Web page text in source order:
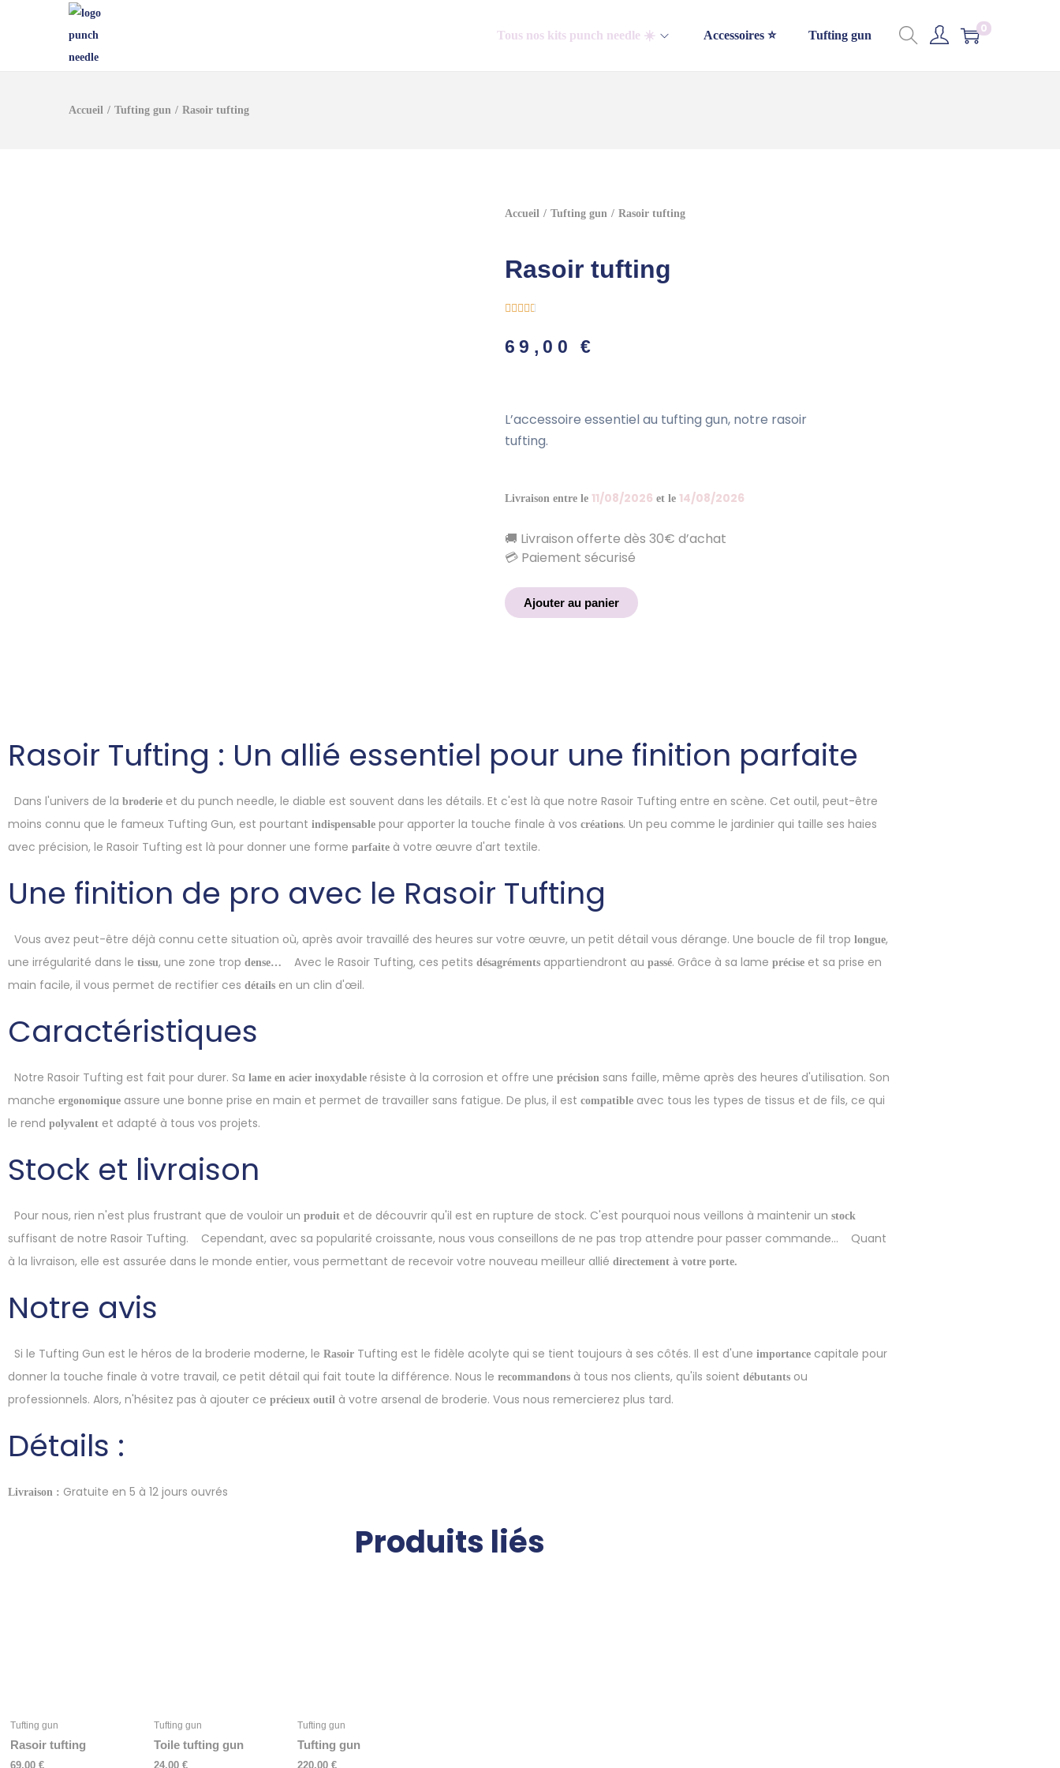
Tous nos kits punch needle ☀️ Accessoires ⭐ Tufting gun
0
Accueil / Tufting gun / Rasoir tufting
Accueil / Tufting gun / Rasoir tufting
Rasoir tufting
    
69,00€
L’accessoire essentiel au tufting gun, notre rasoir
tufting.
Livraison entre le 11/08/2026 et le 14/08/2026
🚚 Livraison offerte dès 30€ d’achat
💳 Paiement sécurisé
Ajouter au panier
Rasoir Tufting : Un allié essentiel pour une finition parfaite
Dans l'univers de la broderie et du punch needle, le diable est souvent dans les détails. Et c'est là que notre Rasoir Tufting entre en scène. Cet outil, peut-être
moins connu que le fameux Tufting Gun, est pourtant indispensable pour apporter la touche finale à vos créations. Un peu comme le jardinier qui taille ses haies
avec précision, le Rasoir Tufting est là pour donner une forme parfaite à votre œuvre d'art textile.
Une finition de pro avec le Rasoir Tufting
Vous avez peut-être déjà connu cette situation où, après avoir travaillé des heures sur votre œuvre, un petit détail vous dérange. Une boucle de fil trop longue,
une irrégularité dans le tissu, une zone trop dense… Avec le Rasoir Tufting, ces petits désagréments appartiendront au passé. Grâce à sa lame précise et sa prise en
main facile, il vous permet de rectifier ces détails en un clin d'œil.
Caractéristiques
Notre Rasoir Tufting est fait pour durer. Sa lame en acier inoxydable résiste à la corrosion et offre une précision sans faille, même après des heures d'utilisation. Son
manche ergonomique assure une bonne prise en main et permet de travailler sans fatigue. De plus, il est compatible avec tous les types de tissus et de fils, ce qui
le rend polyvalent et adapté à tous vos projets.
Stock et livraison
Pour nous, rien n'est plus frustrant que de vouloir un produit et de découvrir qu'il est en rupture de stock. C'est pourquoi nous veillons à maintenir un stock
suffisant de notre Rasoir Tufting. Cependant, avec sa popularité croissante, nous vous conseillons de ne pas trop attendre pour passer commande…
Quant
à la livraison, elle est assurée dans le monde entier, vous permettant de recevoir votre nouveau meilleur allié directement à votre porte.
Notre avis
Si le Tufting Gun est le héros de la broderie moderne, le Rasoir Tufting est le fidèle acolyte qui se tient toujours à ses côtés. Il est d'une importance capitale pour
donner la touche finale à votre travail, ce petit détail qui fait toute la différence. Nous le recommandons à tous nos clients, qu'ils soient débutants ou
professionnels. Alors, n'hésitez pas à ajouter ce précieux outil à votre arsenal de broderie. Vous nous remercierez plus tard.
Détails :
Livraison : Gratuite en 5 à 12 jours ouvrés
Produits liés
Tufting gun
Rasoir tufting
Tufting gun
Toile tufting gun
Tufting gun
Tufting gun